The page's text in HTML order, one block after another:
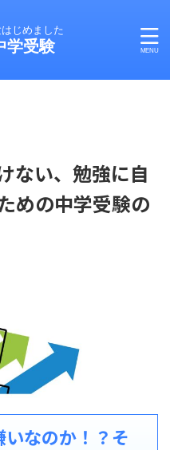
じめました
学受験
ない、勉強に自
めの中学受験の
なのか！？そ